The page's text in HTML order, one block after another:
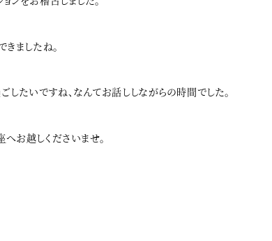
きましたね。
したいですね、なんてお話ししながらの時間でした。
へお越しくださいませ。